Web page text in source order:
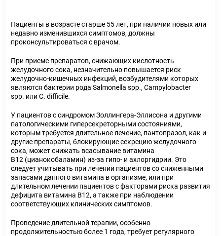
Пациенты в возрасте старше 55 лет, при наличии новых или
недавно изменившихся симптомов, должны
проконсультироваться с врачом.
При приеме препаратов, снижающих кислотность
желудочного сока, незначительно повышается риск
желудочно-кишечных инфекций, возбудителями которых
являются бактерии рода Salmonella spp., Campylobacter
spp. или C. difficile.
У пациентов с синдромом Золлингера-Эллисона и другими
патологическими гиперсекреторными состояниями,
которым требуется длительное лечение, пантопразол, как и
другие препараты, блокирующие секрецию желудочного
сока, может снижать всасывание витамина
В12 (цианокобаламин) из-за гипо- и ахлоргидрии. Это
следует учитывать при лечении пациентов со сниженными
запасами данного витамина в организме, или при
длительном лечении пациентов с факторами риска развития
дефицита витамина В12, а также при наблюдении
соответствующих клинических симптомов.
Проведение длительной терапии, особенно
продолжительностью более 1 года, требует регулярного